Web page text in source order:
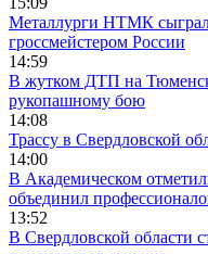
Металлурги НТМК
гроссмейстером России
14:59
В жутком ДТП на
рукопашному бою
14:08
Трассу в Свердловской
14:00
В Академическом
объединил
13:52
В Свердловской области